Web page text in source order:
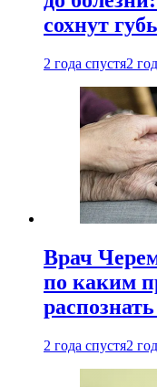
сохнут
2 года спустя2
Врач
по каким
2 года спустя2